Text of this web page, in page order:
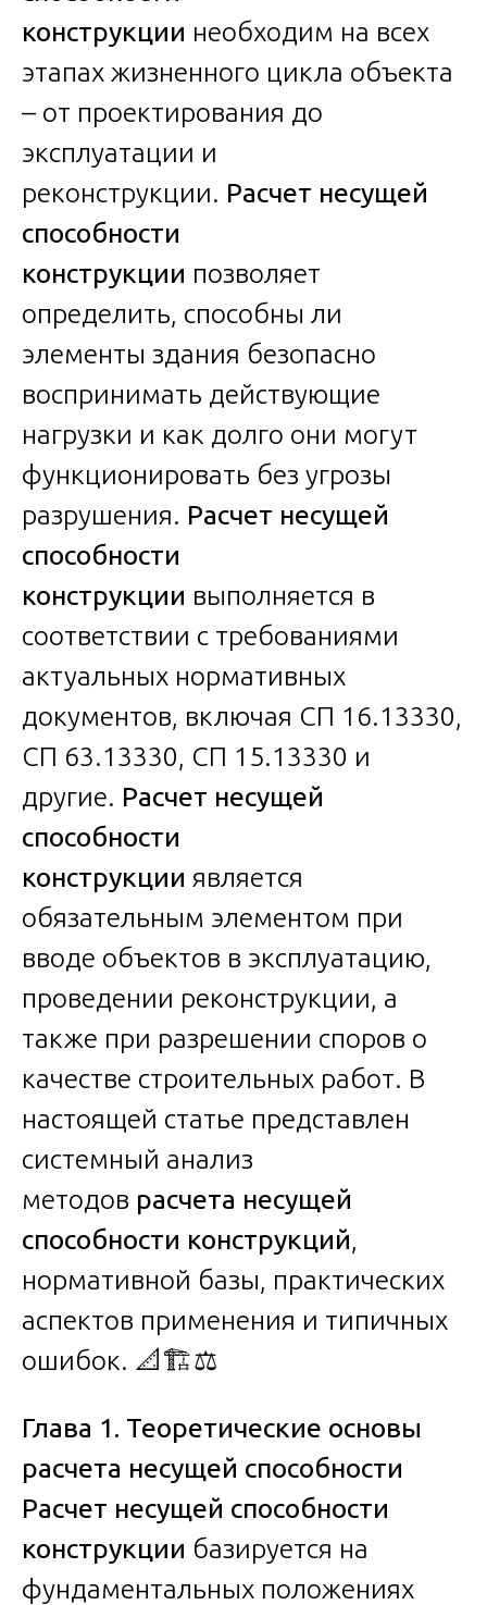
конструкции необходим на всех
этапах жизненного цикла объекта
– от проектирования до
эксплуатации и
реконструкции. Расчет несущей
способности
конструкции позволяет
определить, способны ли
элементы здания безопасно
воспринимать действующие
нагрузки и как долго они могут
функционировать без угрозы
разрушения. Расчет несущей
способности
конструкции выполняется в
соответствии с требованиями
актуальных нормативных
документов, включая СП 16.13330,
СП 63.13330, СП 15.13330 и
другие. Расчет несущей
способности
конструкции является
обязательным элементом при
вводе объектов в эксплуатацию,
проведении реконструкции, а
также при разрешении споров о
качестве строительных работ. В
настоящей статье представлен
системный анализ
методов расчета несущей
способности конструкций,
нормативной базы, практических
аспектов применения и типичных
ошибок. 📐🏗️⚖️
Глава 1. Теоретические основы
расчета несущей способности
Расчет несущей способности
конструкции базируется на
фундаментальных положениях